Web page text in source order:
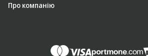
Про компанію